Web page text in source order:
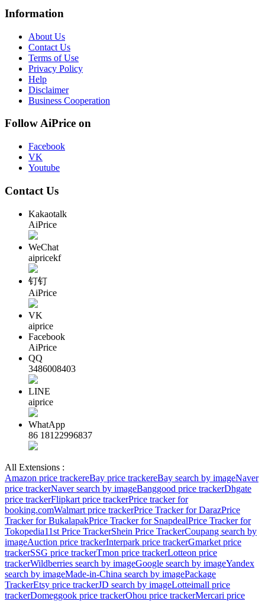
Information
About Us
Contact Us
Terms of Use
Privacy Policy
Help
Disclaimer
Business Cooperation
Follow AiPrice on
Facebook
VK
Youtube
Contact Us
Kakaotalk
AiPrice
WeChat
aipricekf
钉钉
AiPrice
VK
aiprice
Facebook
AiPrice
QQ
3486008403
LINE
aiprice
WhatApp
86 18122996837
All Extensions :
Amazon price trackereBay price trackereBay search by imageNaver
price trackerNaver search by imageBanggood price trackerDhgate
price trackerFlipkart price trackerPrice tracker for
booking.comWalmart price trackerPrice Tracker for DarazPrice
Tracker for BukalapakPrice Tracker for SnapdealPrice Tracker for
Tokopedia11st Price TrackerShein Price TrackerCoupang search by
imageAuction price trackerInterpark price trackerGmarket price
trackerSSG price trackerTmon price trackerLotteon price
trackerWildberries search by imageGoogle search by imageYandex
search by imageMade-in-China search by imagePackage
TrackerEtsy price trackerJD search by imageLotteimall price
trackerDomeggook price trackerOhou price trackerMercari price